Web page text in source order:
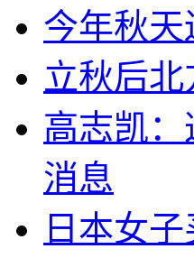
今年秋
立秋后
高志凯
消息
日本女